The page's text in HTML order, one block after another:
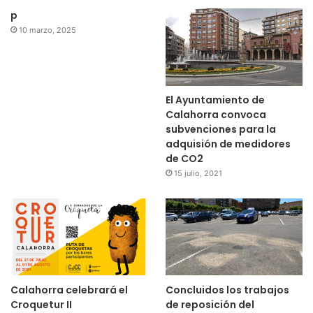
Eres uno de los jugadores que ya ha renovado con el CD
temporada?
Sí, renové hace tiempo. Cuando me lo propusieron no tuve
ninguna duda ya que estoy muy a gusto en el equipo y
tengo muchas ganas de seguir ayudando al club a seguir
creciendo.
p
10 marzo, 2025
El Ayuntamiento de
Calahorra convoca
subvenciones para la
adquisión de medidores
de CO2
15 julio, 2021
Calahorra celebrará el
Croquetur II
Concluidos los trabajos
de reposición del